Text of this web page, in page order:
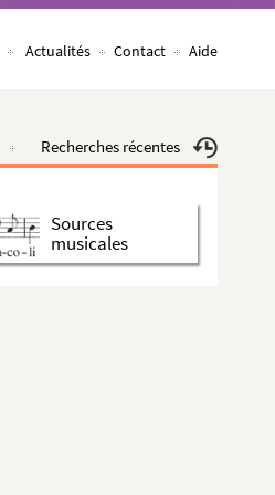
Actualités Contact Aide
Recherches récentes
Sources
musicales